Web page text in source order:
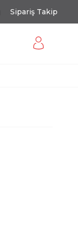
Sipariş Takip